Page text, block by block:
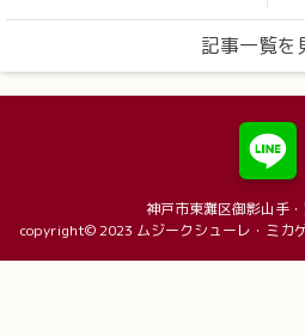
記事一覧を
神戸市東灘区御影山手
copyright© 2023 ムジークシューレ・ミ